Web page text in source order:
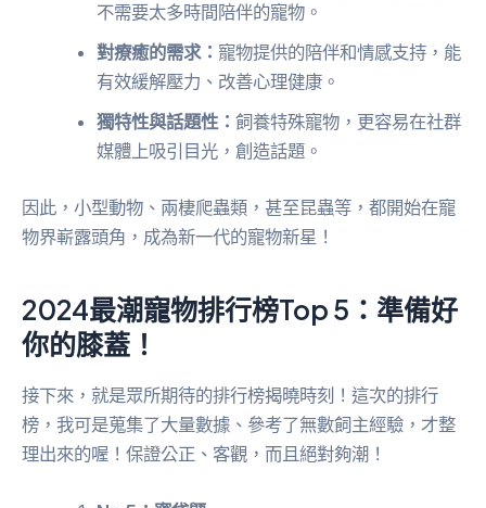
不需要太多時間陪伴的寵物。
對療癒的需求： 寵物提供的陪伴和情感支持，能
有效緩解壓力、改善心理健康。
獨特性與話題性：飼養特殊寵物，更容易在社群
媒體上吸引目光，創造話題。
因此，小型動物、兩棲爬蟲類，甚至昆蟲等，都開始在寵
物界嶄露頭角，成為新一代的寵物新星！
2024最潮寵物排行榜Top 5：準備好
你的膝蓋！
接下來，就是眾所期待的排行榜揭曉時刻！這次的排行
榜，我可是蒐集了大量數據、參考了無數飼主經驗，才整
理出來的喔！保證公正、客觀，而且絕對夠潮！